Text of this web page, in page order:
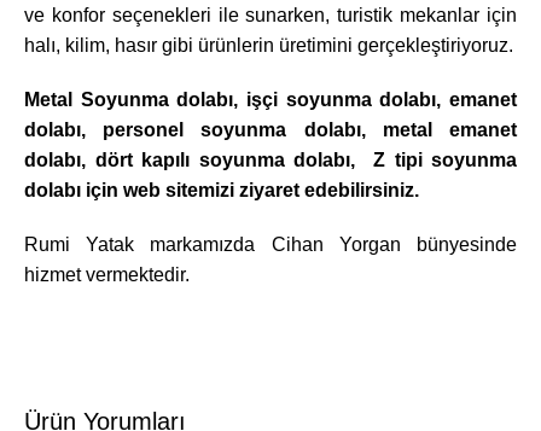
ve konfor seçenekleri ile sunarken, turistik mekanlar için
halı, kilim, hasır gibi ürünlerin üretimini gerçekleştiriyoruz.
Metal Soyunma dolabı, işçi soyunma dolabı, emanet
dolabı, personel soyunma dolabı, metal emanet
dolabı, dört kapılı soyunma dolabı, Z tipi soyunma
dolabı için web sitemizi ziyaret edebilirsiniz.
Rumi Yatak markamızda Cihan Yorgan bünyesinde
hizmet vermektedir.
Ürün Yorumları